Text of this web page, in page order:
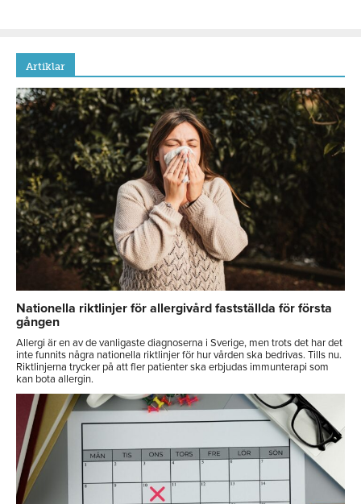
Artiklar
Nationella riktlinjer för allergivård fastställda för första
gången
Allergi är en av de vanligaste diagnoserna i Sverige, men trots det har det
inte funnits några nationella riktlinjer för hur vården ska bedrivas. Tills nu.
Riktlinjerna trycker på att fler patienter ska erbjudas immunterapi som
kan bota allergin.